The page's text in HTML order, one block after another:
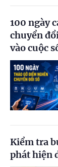
100 ngày
chuyển
vào cuộc
Kiểm tra
phát hiện